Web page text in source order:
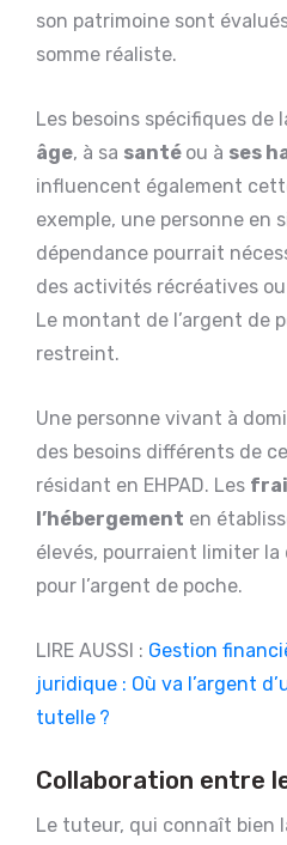
son patrimoine sont
somme réaliste.
Les besoins spécifiques de
âge, à sa santé ou à ses
influencent également
exemple, une personne en
dépendance pourrait
des activités récréatives
Le montant de l’argent de
restreint.
Une personne vivant à
des besoins différents de
résidant en EHPAD. Les
l’hébergement en
élevés, pourraient limiter
pour l’argent de poche.
LIRE AUSSI : Gestion
juridique : Où va l’argent
tutelle ?
Collaboration entre
Le tuteur, qui connaît bien